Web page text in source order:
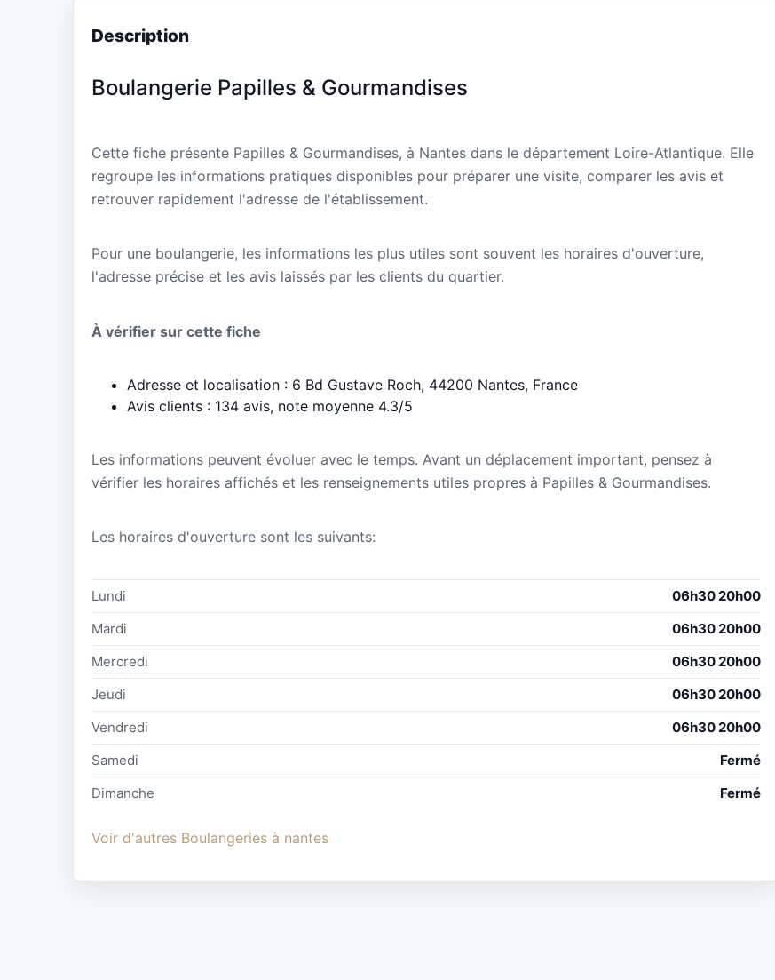
Description
Boulangerie Papilles & Gourmandises
Cette fiche présente Papilles & Gourmandises, à Nantes dans le département Loire-Atlantique. Elle
regroupe les informations pratiques disponibles pour préparer une visite, comparer les avis et
retrouver rapidement l'adresse de l'établissement.
Pour une boulangerie, les informations les plus utiles sont souvent les horaires d'ouverture,
l'adresse précise et les avis laissés par les clients du quartier.
À vérifier sur cette fiche
Adresse et localisation : 6 Bd Gustave Roch, 44200 Nantes, France
Avis clients : 134 avis, note moyenne 4.3/5
Les informations peuvent évoluer avec le temps. Avant un déplacement important, pensez à
vérifier les horaires affichés et les renseignements utiles propres à Papilles & Gourmandises.
Les horaires d'ouverture sont les suivants:
Lundi
06h30 20h00
Mardi
06h30 20h00
Mercredi
06h30 20h00
Jeudi
06h30 20h00
Vendredi
06h30 20h00
Samedi
Fermé
Dimanche
Fermé
Voir d'autres Boulangeries à nantes